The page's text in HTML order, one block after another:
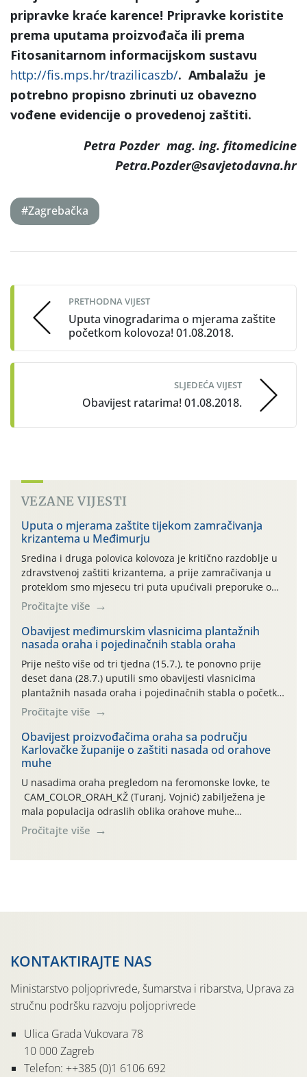
pripravke kraće karence! Pripravke koristite
prema uputama proizvođača ili prema
Fitosanitarnom informacijskom sustavu
http://fis.mps.hr/trazilicaszb/. Ambalažu je
potrebno propisno zbrinuti uz obavezno
vođene evidencije o provedenoj zaštiti.
Petra Pozder mag. ing. fitomedicine
Petra.Pozder@savjetodavna.hr
#Zagrebačka
navigation
PRETHODNA VIJEST
Uputa vinogradarima o mjerama zaštite
početkom kolovoza! 01.08.2018.
SLJEDEĆA VIJEST
Obavijest ratarima! 01.08.2018.
VEZANE VIJESTI
Uputa o mjerama zaštite tijekom zamračivanja
krizantema u Međimurju
Sredina i druga polovica kolovoza je kritično razdoblje u
zdravstvenoj zaštiti krizantema, a prije zamračivanja u
proteklom smo mjesecu tri puta upućivali preporuke o
preventivnim mjerama zaštite krizantema od najčešćih
uzročnika bolesti, štetnika i fito-fagnih grinja (23.7., 14.7.,
06.7.)! Na početku ovog mjeseca je zabilježeno je
povijesno i ekstremno vruće meteorološko razdoblje, uz
najviše temperature […]
Pročitajte više
Obavijest međimurskim vlasnicima plantažnih
nasada oraha i pojedinačnih stabla oraha
Prije nešto više od tri tjedna (15.7.), te ponovno prije
deset dana (28.7.) uputili smo obavijesti vlasnicima
plantažnih nasada oraha i pojedinačnih stabla o početku
leta i ovogodišnjoj potrebi usmjerenog suzbijanja
orahove muhe (Rhagoletis completa)! Već dvanaest dana
traje drugi ovogodišnji “toplinski udar”, koji naročito
izražen zadnja šest dana (31.7.-05.8.), jer najviše
temperature zraka svakodnevno […]
Pročitajte više
Obavijest proizvođačima oraha sa području
Karlovačke županije o zaštiti nasada od orahove
muhe
U nasadima oraha pregledom na feromonske lovke, te
CAM_COLOR_ORAH_KŽ (Turanj, Vojnić) zabilježena je
mala populacija odraslih oblika orahove muhe
(Rhagoletis completa). Niska brojnost može se objasniti
činjenicom da je riječ o mladim nasadima s vrlo malim
Pročitajte više
KONTAKTIRAJTE NAS
Ministarstvo poljoprivrede, šumarstva i ribarstva, Uprava za
stručnu podršku razvoju poljoprivrede
Ulica Grada Vukovara 78
10 000 Zagreb
Telefon: ++385 (0)1 6106 692